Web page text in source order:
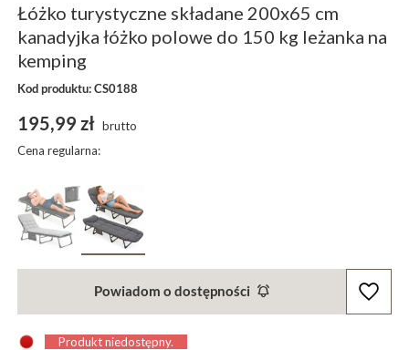
Łóżko turystyczne składane 200x65 cm
kanadyjka łóżko polowe do 150 kg leżanka na
kemping
Kod produktu: CS0188
195,99 zł brutto
Cena regularna:
Powiadom o dostępności
Produkt niedostępny